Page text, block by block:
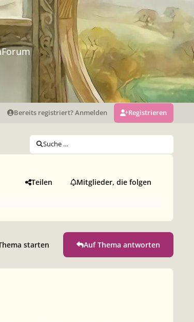
Bereits registriert? Anmelden Registrieren
Suche …
Teilen Mitglieder, die folgen
starten Auf Thema antworten